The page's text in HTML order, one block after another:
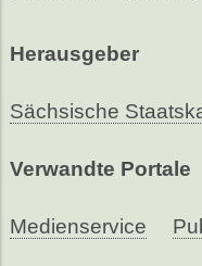
Herausgeber
Sächsische
Verwandte Portale
Medienservice